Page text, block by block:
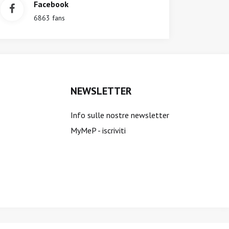
Facebook
6863 fans
NEWSLETTER
Info sulle nostre newsletter
MyMeP - iscriviti